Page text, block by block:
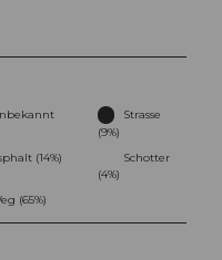
Strasse
(9%)
(14%)
Schotter
(4%)
(65%)